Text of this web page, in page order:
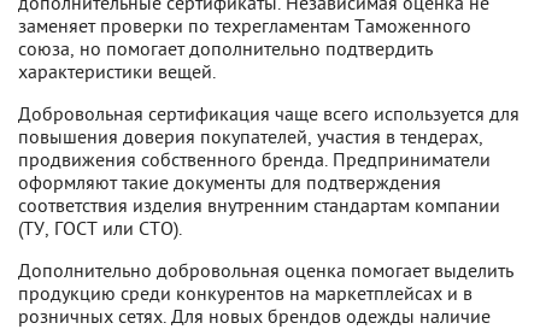
заменяет проверки по техрегламентам Таможенного
союза, но помогает дополнительно подтвердить
характеристики вещей.
Добровольная сертификация чаще всего используется для
повышения доверия покупателей, участия в тендерах,
продвижения собственного бренда. Предприниматели
оформляют такие документы для подтверждения
соответствия изделия внутренним стандартам компании
(ТУ, ГОСТ или СТО).
Дополнительно добровольная оценка помогает выделить
продукцию среди конкурентов на маркетплейсах и в
розничных сетях. Для новых брендов одежды наличие